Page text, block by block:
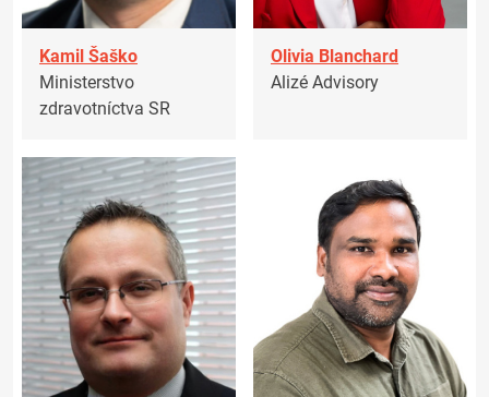
Kamil Šaško
Ministerstvo
zdravotníctva SR
Olivia Blanchard
Alizé Advisory